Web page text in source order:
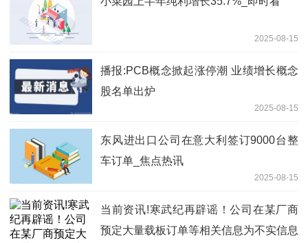
2025-08-15
播报:PCB概念掀起涨停潮 业绩增长概念
股名单出炉
2025-08-15
东风进出口公司在意大利签订9000台整
车订单_焦点热讯
2025-08-15
当前资讯!寒武纪再辟谣！公司在某厂商
预定大量载板订单等相关信息为不实信息